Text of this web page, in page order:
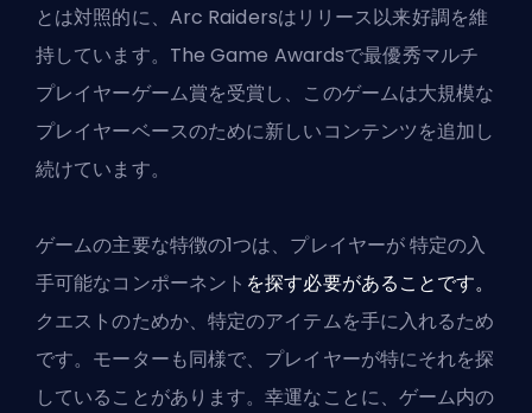
とは対照的に、Arc Raidersはリリース以来好調を維
持しています。The Game Awardsで最優秀マルチ
プレイヤーゲーム賞を受賞し、このゲームは大規模な
プレイヤーベースのために新しいコンテンツを追加し
続けています。
ゲームの主要な特徴の1つは、プレイヤーが特定の入
手可能なコンポーネント を探す必要があることです。
クエストのためか、特定のアイテムを手に入れるため
です。モーターも同様で、プレイヤーが特にそれを探
していることがあります。幸運なことに、 ゲーム内の